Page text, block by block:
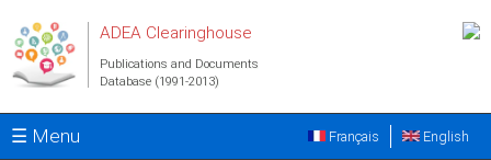
ADEA Clearinghouse
Publications and Documents
Database (1991-2013)
☰ Menu English
Français